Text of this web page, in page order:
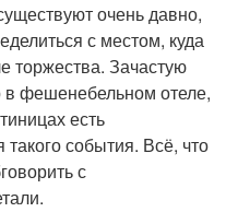
очень давно,
с местом, куда
торжества. Зачастую
фешенебельном отеле,
есть
события. Всё, что
с